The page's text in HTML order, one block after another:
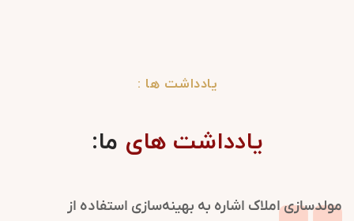
یادداشت ها :
یادداشت های ما:
نقش کلیدی در شکل‌گیری و
مولدسازی املاک